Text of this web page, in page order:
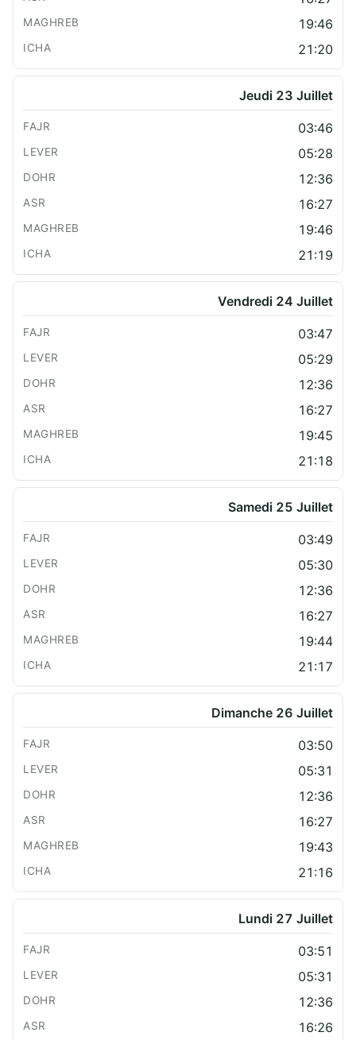
19:46
21:20
Jeudi 23 Juillet
03:46
05:28
12:36
16:27
19:46
21:19
Vendredi 24 Juillet
03:47
05:29
12:36
16:27
19:45
21:18
Samedi 25 Juillet
03:49
05:30
12:36
16:27
19:44
21:17
Dimanche 26 Juillet
03:50
05:31
12:36
16:27
19:43
21:16
Lundi 27 Juillet
03:51
05:31
12:36
16:26